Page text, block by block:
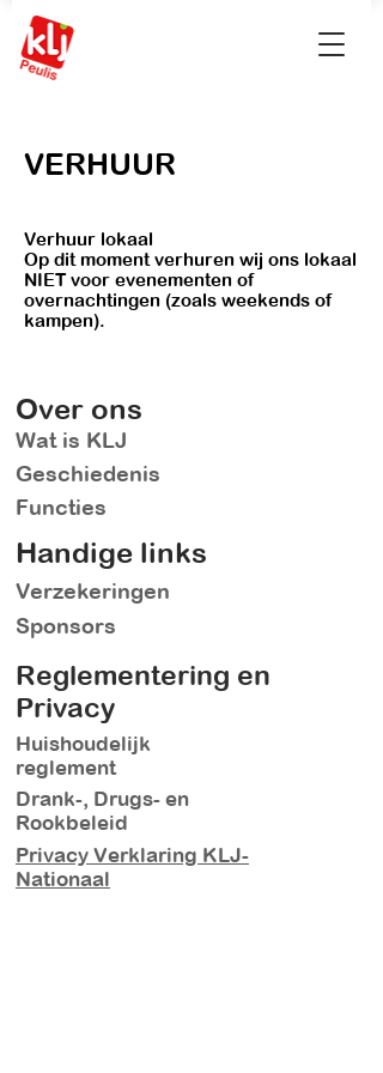
VERHUUR
Verhuur lokaal
Op dit moment verhuren wij ons lokaal
NIET voor evenementen of
overnachtingen (zoals weekends of
kampen).
Over ons
Wat is KLJ
Geschiedenis
Functies
Handige links
Verzekeringen
Sponsors
Reglementering en
Privacy
Huishoudelijk
reglement
Drank-, Drugs- en
Rookbeleid
Privacy Verklaring KLJ-
Nationaal